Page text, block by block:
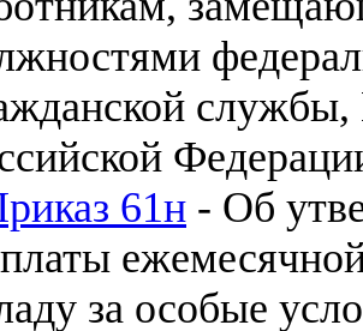
61н - Об
за особые